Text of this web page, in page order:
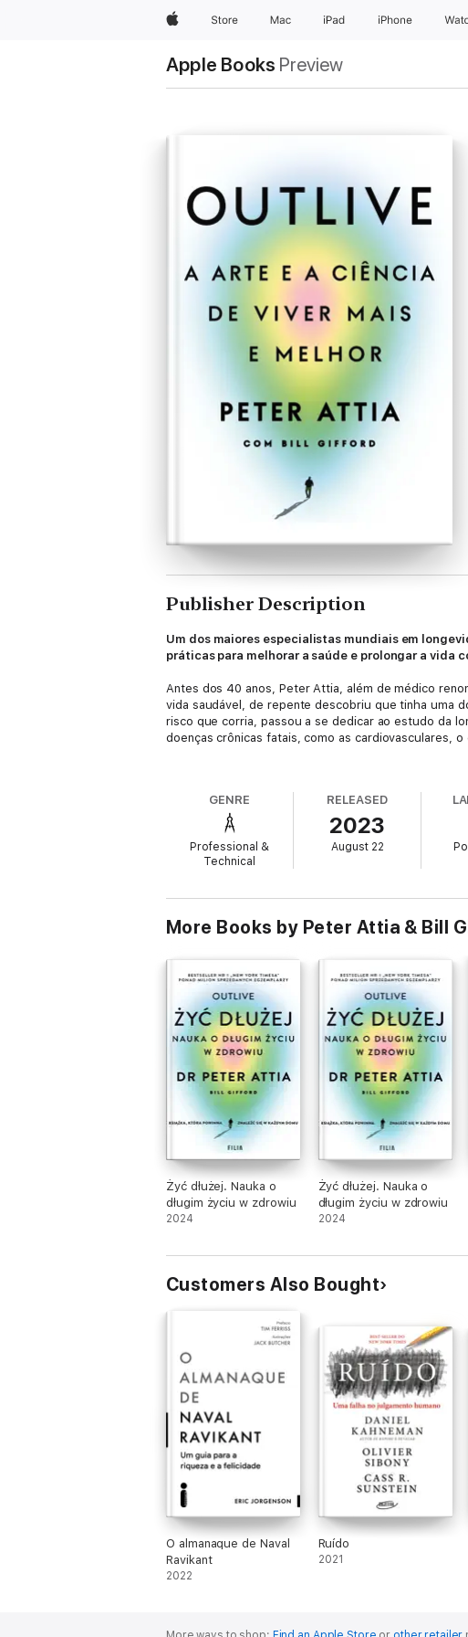
AppleStore Mac iPad iPhone
Apple Books Preview
Publisher Description
Um dos maiores especialistas mundiais em
práticas para melhorar a saúde e prolongar a vida
Antes dos 40 anos, Peter Attia, além de médico
vida saudável, de repente descobriu que tinha uma
risco que corria, passou a se dedicar ao estudo da
doenças crônicas fatais, como as cardiovasculares,
relacionadas ao envelhecimento. Quase sempre os
da qualidade de vida. Attia acredita que é preciso
tomadas aqui e agora, bem antes dos primeiros
Com uma abordagem estratégica e científica, Peter
individualizado possível para viver mais e melhor.
GENRE
Professional &
Technical
RELEASED
2023
August 22
More Books by Peter Attia & Bill
Żyć dłużej. Nauka o
długim życiu w zdrowiu
2024
Żyć dłużej. Nauka o
długim życiu w zdrowiu
2024
Customers Also Bought
O almanaque de Naval
Ravikant
2022
Ruído
2021